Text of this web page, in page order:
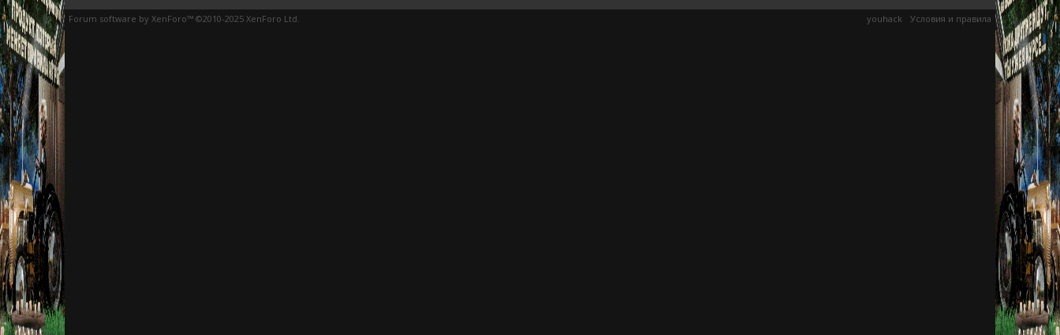
youhack Условия и правила
Forum software by XenForo™ ©2010-2025 XenForo Ltd.